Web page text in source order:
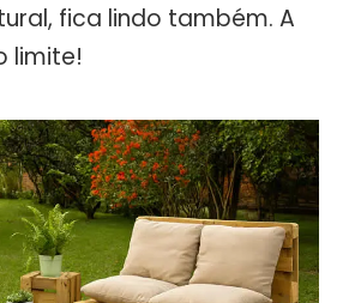
fica lindo também. A
limite!